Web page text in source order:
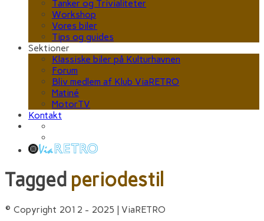
Tanker og Trivialiteter
Workshop
Vores biler
Tips og guides
Sektioner
Klassiske biler på Kulturhavnen
Forum
Bliv medlem af Klub ViaRETRO
Matiné
MotorTV
Kontakt
Tagged periodestil
© Copyright 2012 - 2025 | ViaRETRO